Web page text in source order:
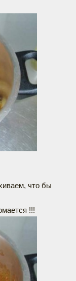
что бы
!!!